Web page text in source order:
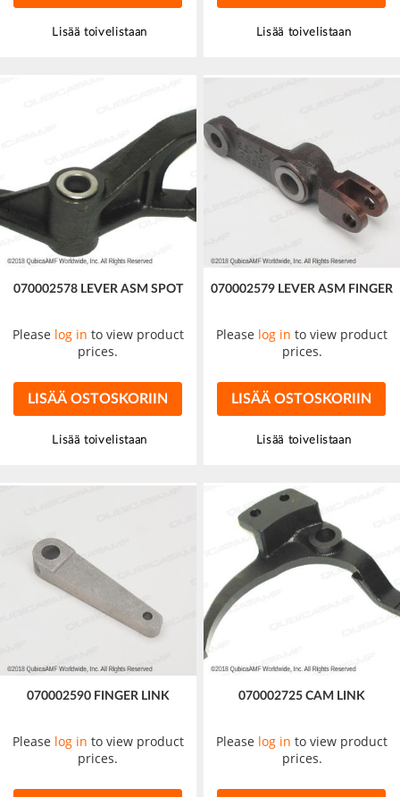
Lisää toivelistaan Lisää toivelistaan
070002578 LEVER ASM SPOT
Please log in to view product
prices.
LISÄÄ OSTOSKORIIN
Lisää toivelistaan
070002579 LEVER ASM FINGER
Please log in to view product
prices.
LISÄÄ OSTOSKORIIN
Lisää toivelistaan
070002590 FINGER LINK
Please log in to view product
prices.
070002725 CAM LINK
Please log in to view product
prices.